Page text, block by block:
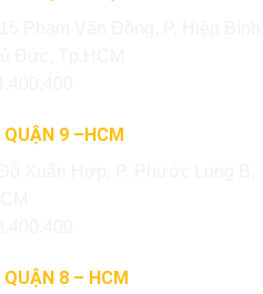
9 –HCM
8 – HCM